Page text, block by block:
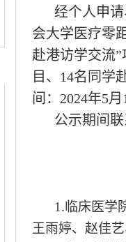
经个人申
会大学医疗零
赴港访学交流”
目、 14名同学
间： 2024年5月
公示期间
1.临床医学
王雨婷、赵佳